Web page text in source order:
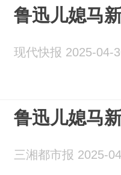
鲁迅儿媳马
现代快报 2025-04-
鲁迅儿媳马
三湘都市报 2025-